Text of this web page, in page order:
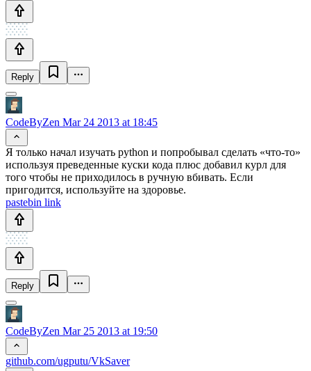
Reply
CodeByZen Mar 24 2013 at 18:45
Я только начал изучать python и попробывал сделать «что-то»
используя преведенные куски кода плюс добавил курл для
того чтобы не приходилось в ручную вбивать. Если
пригодится, используйте на здоровье.
pastebin link
Reply
CodeByZen Mar 25 2013 at 19:50
github.com/ugputu/VkSaver